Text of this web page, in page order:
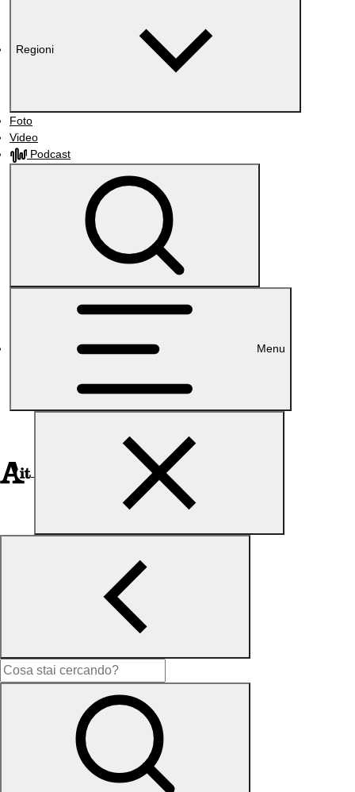
Regioni
Foto
Video
Podcast
Menu